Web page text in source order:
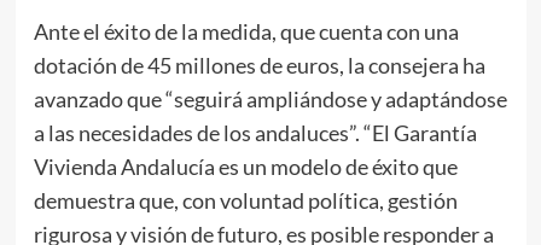
Ante el éxito de la medida, que cuenta con una
dotación de 45 millones de euros, la consejera ha
avanzado que “seguirá ampliándose y adaptándose
a las necesidades de los andaluces”. “El Garantía
Vivienda Andalucía es un modelo de éxito que
demuestra que, con voluntad política, gestión
rigurosa y visión de futuro, es posible responder a